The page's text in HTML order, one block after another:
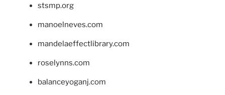
stsmp.org
manoelneves.com
mandelaeffectlibrary.com
roselynns.com
balanceyoganj.com